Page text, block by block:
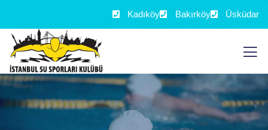
Kadıköy Bakırköy Üsküdar